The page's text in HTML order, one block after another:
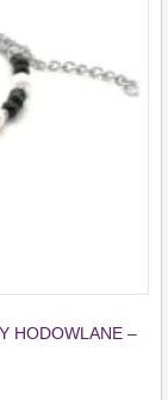
HODOWLANE –